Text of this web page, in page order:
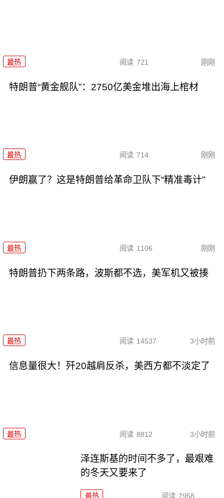
最热 阅读 721 刚刚
特朗普“黄金舰队”：2750亿美金堆出海上棺材
最热 阅读 714 刚刚
伊朗赢了？这是特朗普给革命卫队下“精准毒计”
最热 阅读 1106 刚刚
特朗普扔下两条路，波斯都不选，美军机又被揍
最热 阅读 14537 3小时前
信息量很大！歼20越肩反杀，美西方都不淡定了
最热 阅读 8812 3小时前
泽连斯基的时间不多了，最艰难
的冬天又要来了
最热 阅读 7958